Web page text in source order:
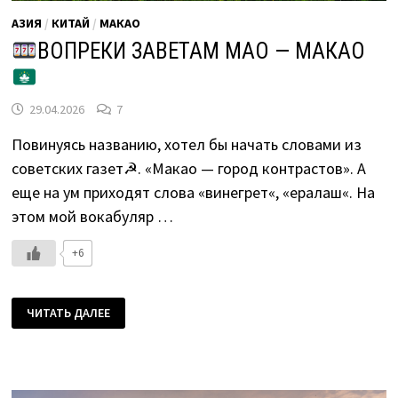
АЗИЯ / КИТАЙ / МАКАО
ВОПРЕКИ ЗАВЕТАМ МАО — МАКАО
29.04.2026 7
Повинуясь названию, хотел бы начать словами из
советских газет☭. «Макао — город контрастов». А
еще на ум приходят слова «винегрет«, «ералаш«. На
этом мой вокабуляр …
+6
ВОПРЕКИ
ЗАВЕТАМ
ЧИТАТЬ ДАЛЕЕ